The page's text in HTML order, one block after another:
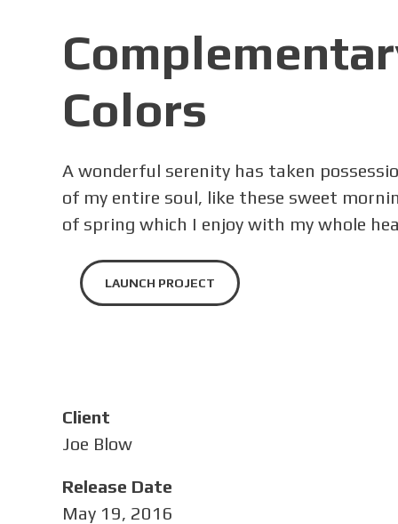
Colors
A wonderful serenity has taken
of my entire soul, like these sweet
of spring which I enjoy with my whole
LAUNCH PROJECT
Client
Joe Blow
Release Date
May 19, 2016